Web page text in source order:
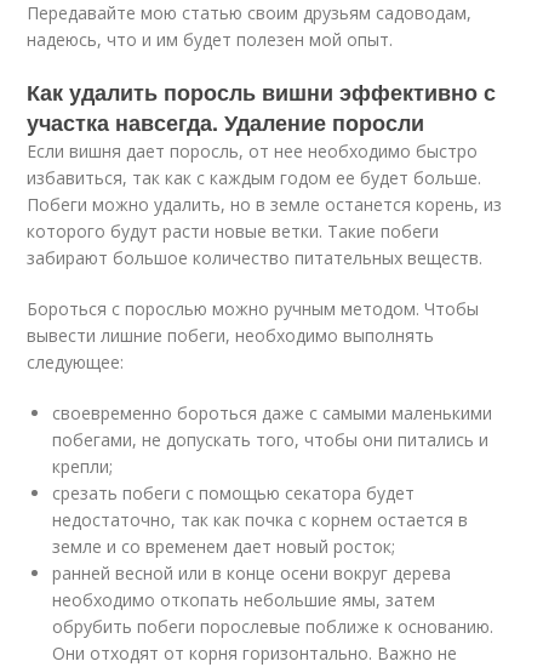
Передавайте мою статью своим друзьям садоводам,
надеюсь, что и им будет полезен мой опыт.
Как удалить поросль вишни эффективно с
участка навсегда. Удаление поросли
Если вишня дает поросль, от нее необходимо быстро
избавиться, так как с каждым годом ее будет больше.
Побеги можно удалить, но в земле останется корень, из
которого будут расти новые ветки. Такие побеги
забирают большое количество питательных веществ.
Бороться с порослью можно ручным методом. Чтобы
вывести лишние побеги, необходимо выполнять
следующее:
своевременно бороться даже с самыми маленькими
побегами, не допускать того, чтобы они питались и
крепли;
срезать побеги с помощью секатора будет
недостаточно, так как почка с корнем остается в
земле и со временем дает новый росток;
ранней весной или в конце осени вокруг дерева
необходимо откопать небольшие ямы, затем
обрубить побеги порослевые поближе к основанию.
Они отходят от корня горизонтально. Важно не